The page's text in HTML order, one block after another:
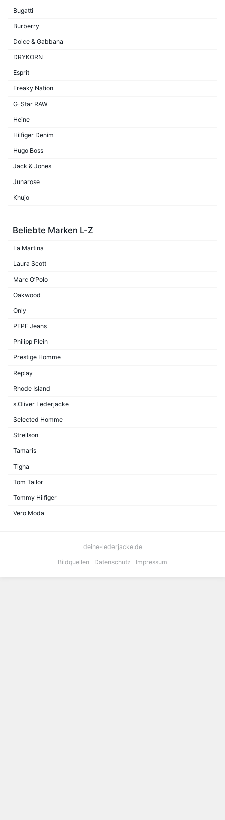
Bugatti
Burberry
Dolce & Gabbana
DRYKORN
Esprit
Freaky Nation
G-Star RAW
Heine
Hilfiger Denim
Hugo Boss
Jack & Jones
Junarose
Khujo
Beliebte Marken L-Z
La Martina
Laura Scott
Marc O’Polo
Oakwood
Only
PEPE Jeans
Philipp Plein
Prestige Homme
Replay
Rhode Island
s.Oliver Lederjacke
Selected Homme
Strellson
Tamaris
Tigha
Tom Tailor
Tommy Hilfiger
Vero Moda
deine-lederjacke.de
Bildquellen
Datenschutz Impressum